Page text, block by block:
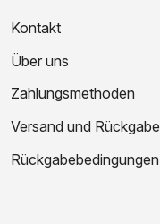
Kontakt
Über uns
Zahlungsmethoden
Versand und Rückgabe
Rückgabebedingungen